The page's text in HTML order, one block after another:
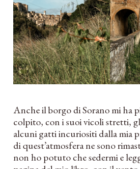
Anche il borgo di Sorano mi ha
colpito, con i suoi vicoli stretti,
alcuni gatti incuriositi dalla mia
di quest’atmosfera ne sono
non ho potuto che sedermi e